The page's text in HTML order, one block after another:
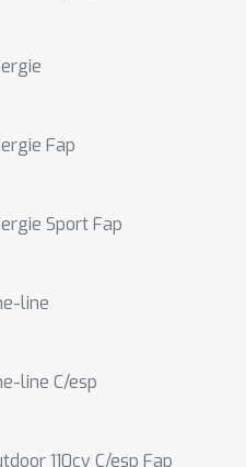
Fap
Sport Fap
line
line C/esp
110cv C/esp Fap